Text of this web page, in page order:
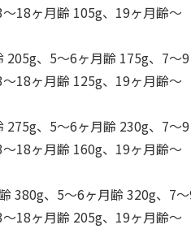
18ヶ月齢 105g、19ヶ月齢～
、5～6ヶ月齢 175g、7～9
18ヶ月齢 125g、19ヶ月齢～
、5～6ヶ月齢 230g、7～9
18ヶ月齢 160g、19ヶ月齢～
380g、5～6ヶ月齢 320g、7
18ヶ月齢 205g、19ヶ月齢～